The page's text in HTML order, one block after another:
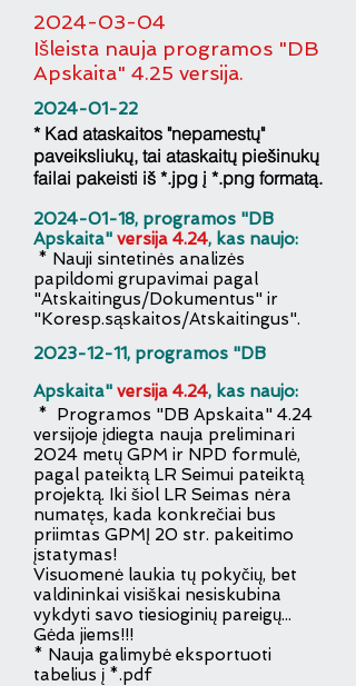
2024-03-04
Išleista nauja programos "DB
Apskaita" 4.25 versija.
2024-01-22
* Kad ataskaitos "nepamestų"
paveiksliukų, tai ataskaitų piešinukų
failai pakeisti iš *.jpg į *.png formatą.
2024-01-18, programos "DB
Apskaita" versija 4.24, kas naujo:
* Nauji sintetinės analizės
papildomi grupavimai pagal
"Atskaitingus/Dokumentus" ir
"Koresp.sąskaitos/Atskaitingus".
2023-12-11, programos "DB
Apskaita" versija 4.24, kas naujo:
* Programos "DB Apskaita" 4.24
versijoje įdiegta nauja preliminari
2024 metų GPM ir NPD formulė,
pagal pateiktą LR Seimui pateiktą
projektą. Iki šiol LR Seimas nėra
numatęs, kada konkrečiai bus
priimtas GPMĮ 20 str. pakeitimo
įstatymas!
Visuomenė laukia tų pokyčių, bet
valdininkai visiškai nesiskubina
vykdyti savo tiesioginių pareigų...
Gėda jiems!!!
* Nauja galimybė eksportuoti
tabelius į *.pdf